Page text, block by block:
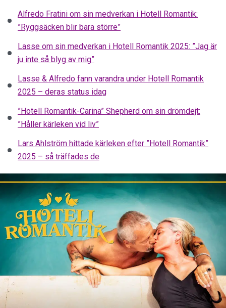
Alfredo Fratini om sin medverkan i Hotell Romantik:
”Ryggsäcken blir bara större”
Lasse om sin medverkan i Hotell Romantik 2025: ”Jag är
ju inte så blyg av mig”
Lasse & Alfredo fann varandra under Hotell Romantik
2025 – deras status idag
”Hotell Romantik-Carina” Shepherd om sin drömdejt:
”Håller kärleken vid liv”
Lars Ahlström hittade kärleken efter ”Hotell Romantik”
2025 – så träffades de